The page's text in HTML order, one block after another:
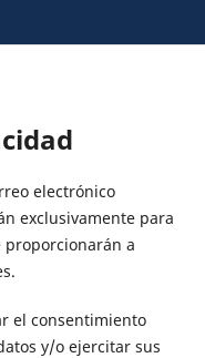
electrónico
exclusivamente para
proporcionarán a
el consentimiento
y/o ejercitar sus